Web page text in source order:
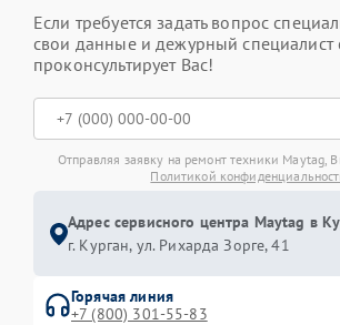
Если требуется задать вопрос
свои данные и дежурный специалист
проконсультирует Вас!
Отправляя заявку на ремонт техники Maytag,
Политикой
Адрес сервисного центра Maytag в
г. Курган, ул. Рихарда Зорге, 41
Горячая линия
+7 (800) 301-55-83